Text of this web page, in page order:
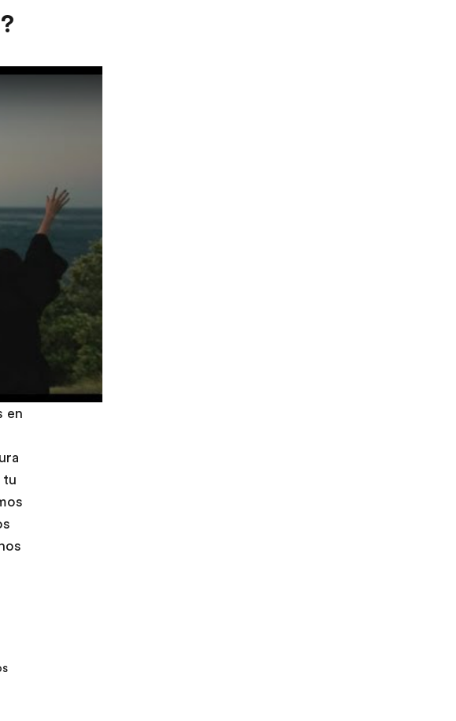
en
tu